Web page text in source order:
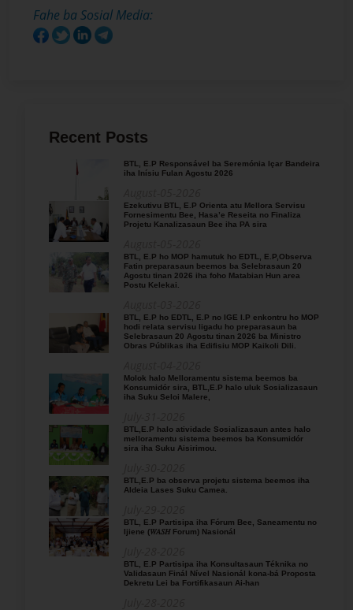
Fahe ba Sosial Media:
Recent Posts
BTL, E.P Responsável ba Seremónia Içar Bandeira
iha Inísiu Fulan Agostu 2026
Ezekutivu BTL, E.P Orienta atu Mellora Servisu
Fornesimentu Bee, Hasa’e Reseita no Finaliza
Projetu Kanalizasaun Bee iha PA sira
BTL, E.P ho MOP hamutuk ho EDTL, E.P,Observa
Fatin preparasaun beemos ba Selebrasaun 20
Agostu tinan 2026 iha foho Matabian Hun area
Postu Kelekai.
BTL, E.P ho EDTL, E.P no IGE I.P enkontru ho MOP
hodi relata servisu ligadu ho preparasaun ba
Selebrasaun 20 Agostu tinan 2026 ba Ministro
Obras Públikas iha Edifisiu MOP Kaikoli Dili.
Molok halo Melloramentu sistema beemos ba
Konsumidór sira, BTL,E.P halo uluk Sosializasaun
iha Suku Seloi Malere,
BTL,E.P halo atividade Sosializasaun antes halo
melloramentu sistema beemos ba Konsumidór
sira iha Suku Aisirimou.
BTL,E.P ba observa projetu sistema beemos iha
Aldeia Lases Suku Camea.
BTL, E.P Partisipa iha Fórum Bee, Saneamentu no
Ijiene (𝑊𝐴𝑆𝐻 Forum) Nasionál
BTL, E.P Partisipa iha Konsultasaun Téknika no
Validasaun Finál Nível Nasionál kona-bá Proposta
Dekretu Lei ba Fortifikasaun Ai-han